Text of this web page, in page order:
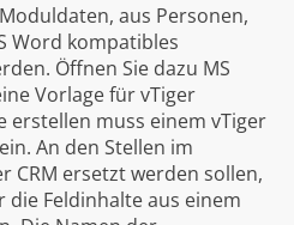
aus Personen,
Word kompatibles
Öffnen Sie dazu MS
Vorlage für vTiger
erstellen muss einem vTiger
An den Stellen im
CRM ersetzt werden sollen,
Feldinhalte aus einem